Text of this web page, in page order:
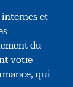
à
et
du
votre
qui